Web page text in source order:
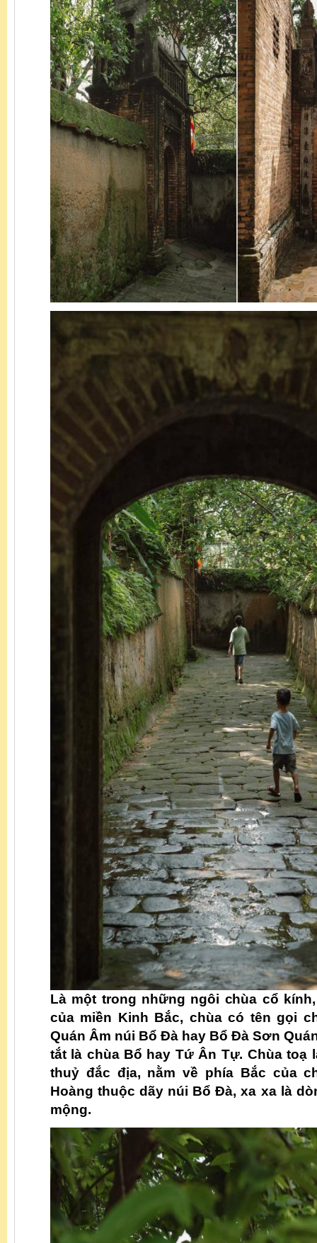
Là một trong những ngôi chùa cổ
của miền Kinh Bắc, chùa có tên gọi
Quán Âm núi Bổ Đà hay Bổ Đà Sơn
tắt là chùa Bổ hay Tứ Ân Tự. Chùa toạ
thuỷ đắc địa, nằm về phía Bắc của
Hoàng thuộc dãy núi Bổ Đà, xa xa là
mộng.